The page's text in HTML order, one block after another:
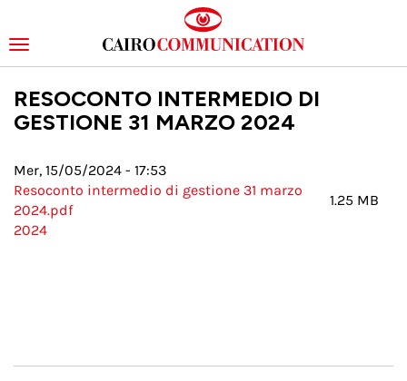
contenuto
principale
Toggle
navigation
RESOCONTO INTERMEDIO DI
GESTIONE 31 MARZO 2024
Mer, 15/05/2024 - 17:53
Resoconto intermedio di gestione 31 marzo
2024.pdf
1.25 MB
2024